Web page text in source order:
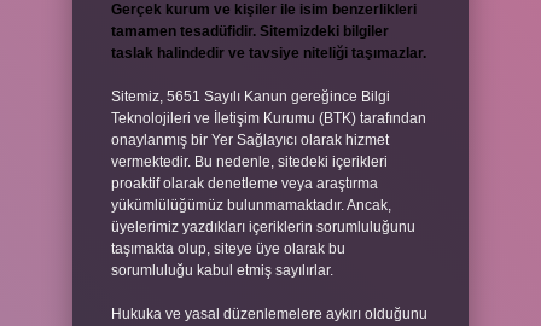
Gerçek kurum ve kişiler ile isim benzerlikleri
tamamen tesadüfidir. Sitemizdeki bilgiler
taslak halindedir ve tavsiye niteliği taşımazlar.
Sitemiz, 5651 Sayılı Kanun gereğince Bilgi
Teknolojileri ve İletişim Kurumu (BTK) tarafından
onaylanmış bir Yer Sağlayıcı olarak hizmet
vermektedir. Bu nedenle, sitedeki içerikleri
proaktif olarak denetleme veya araştırma
yükümlülüğümüz bulunmamaktadır. Ancak,
üyelerimiz yazdıkları içeriklerin sorumluluğunu
taşımakta olup, siteye üye olarak bu
sorumluluğu kabul etmiş sayılırlar.
Hukuka ve yasal düzenlemelere aykırı olduğunu